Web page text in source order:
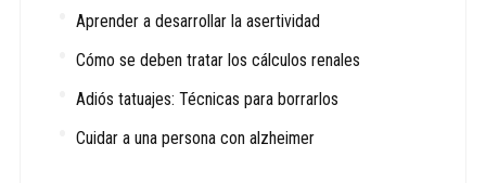
Aprender a desarrollar la asertividad
Cómo se deben tratar los cálculos renales
Adiós tatuajes: Técnicas para borrarlos
Cuidar a una persona con alzheimer